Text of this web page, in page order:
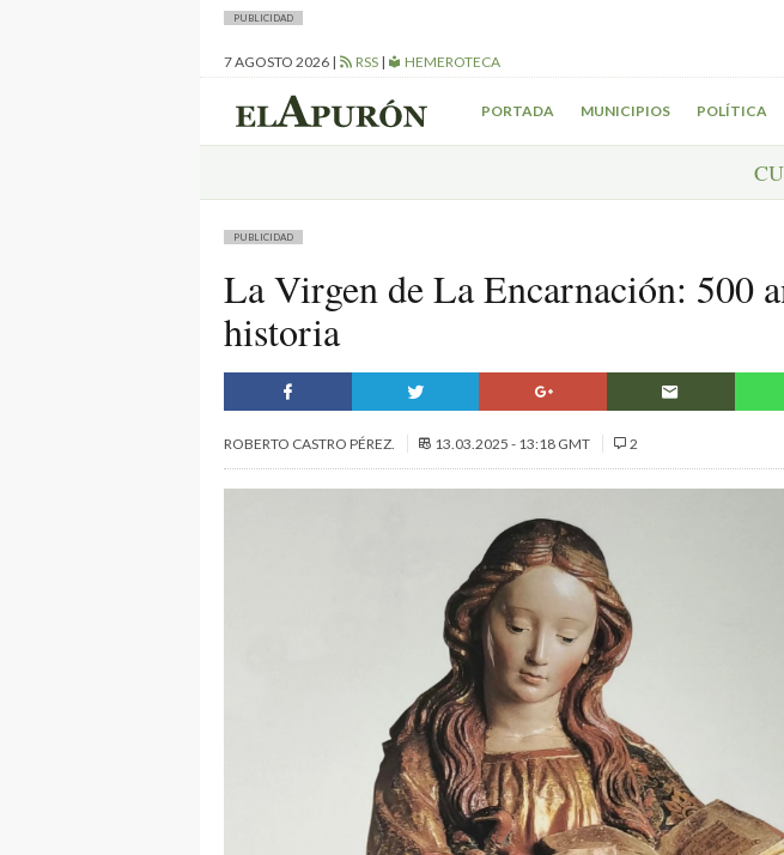
PUBLICIDAD
7 AGOSTO 2026 | RSS | HEMEROTECA
PORTADA MUNICIPIOS POLÍTICA
PUBLICIDAD
La Virgen de La Encarnación: 500
historia
ROBERTO CASTRO PÉREZ. 13.03.2025 - 13:18 GMT 2